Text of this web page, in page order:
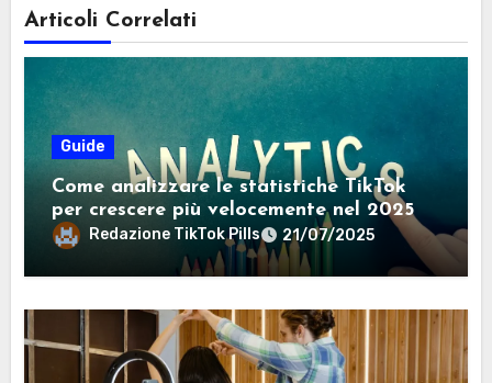
Articoli Correlati
Guide
Come analizzare le statistiche TikTok
per crescere più velocemente nel 2025
Redazione TikTok Pills 21/07/2025